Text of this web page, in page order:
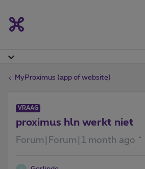
MyProximus (app of website)
VRAAG
proximus hln werkt niet
Forum|Forum|1 month ago